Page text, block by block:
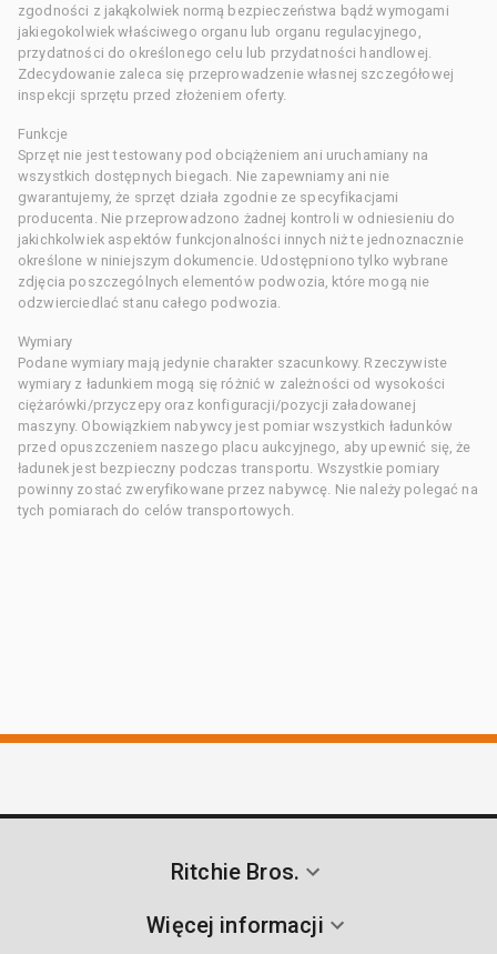
zgodności z jakąkolwiek normą bezpieczeństwa bądź wymogami
jakiegokolwiek właściwego organu lub organu regulacyjnego,
przydatności do określonego celu lub przydatności handlowej.
Zdecydowanie zaleca się przeprowadzenie własnej szczegółowej
inspekcji sprzętu przed złożeniem oferty.
Funkcje
Sprzęt nie jest testowany pod obciążeniem ani uruchamiany na
wszystkich dostępnych biegach. Nie zapewniamy ani nie
gwarantujemy, że sprzęt działa zgodnie ze specyfikacjami
producenta. Nie przeprowadzono żadnej kontroli w odniesieniu do
jakichkolwiek aspektów funkcjonalności innych niż te jednoznacznie
określone w niniejszym dokumencie. Udostępniono tylko wybrane
zdjęcia poszczególnych elementów podwozia, które mogą nie
odzwierciedlać stanu całego podwozia.
Wymiary
Podane wymiary mają jedynie charakter szacunkowy. Rzeczywiste
wymiary z ładunkiem mogą się różnić w zależności od wysokości
ciężarówki/przyczepy oraz konfiguracji/pozycji załadowanej
maszyny. Obowiązkiem nabywcy jest pomiar wszystkich ładunków
przed opuszczeniem naszego placu aukcyjnego, aby upewnić się, że
ładunek jest bezpieczny podczas transportu. Wszystkie pomiary
powinny zostać zweryfikowane przez nabywcę. Nie należy polegać na
tych pomiarach do celów transportowych.
Ritchie Bros.
Więcej informacji